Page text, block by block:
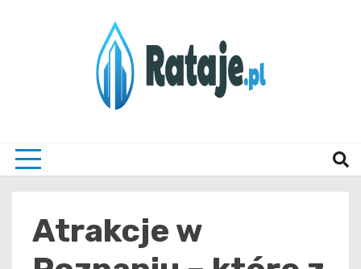
Atrakcje w